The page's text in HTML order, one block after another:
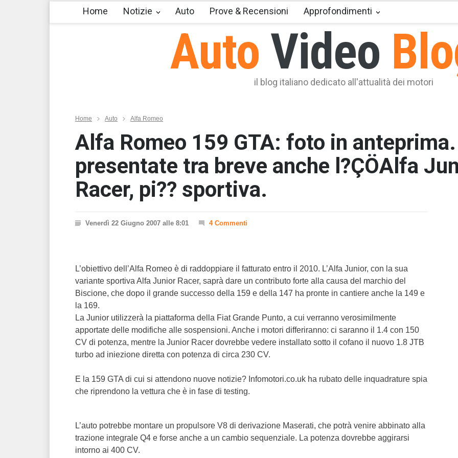
Auto Video
il blog italiano dedicato all'attualità dei motori
Home Notizie Auto Prove & Recensioni Approfondimenti
Home Auto Alfa Romeo
Alfa Romeo 159 GTA: foto in
presentate tra breve anche l?ÇÖAlfa
Racer, pi?? sportiva.
Venerdì 22 Giugno 2007 alle 8:01 4 Commenti
L’obiettivo dell’Alfa Romeo è di raddoppiare il fatturato entro il 2010. L’Alfa Junior, con la sua
variante sportiva Alfa Junior Racer, saprà dare un contributo forte alla causa del marchio del
Biscione, che dopo il grande successo della 159 e della 147 ha pronte in cantiere anche la 149 e
la 169.
La Junior utilizzerà la piattaforma della Fiat Grande Punto, a cui verranno verosimilmente
apportate delle modifiche alle sospensioni. Anche i motori differiranno: ci saranno il 1.4 con 150
CV di potenza, mentre la Junior Racer dovrebbe vedere installato sotto il cofano il nuovo 1.8 JTB
turbo ad iniezione diretta con potenza di circa 230 CV.
E la 159 GTA di cui si attendono nuove notizie? Infomotori.co.uk ha rubato delle inquadrature spia
che riprendono la vettura che è in fase di testing.
L’auto potrebbe montare un propulsore V8 di derivazione Maserati, che potrà venire abbinato alla
trazione integrale Q4 e forse anche a un cambio sequenziale. La potenza dovrebbe aggirarsi
intorno ai 400 CV.